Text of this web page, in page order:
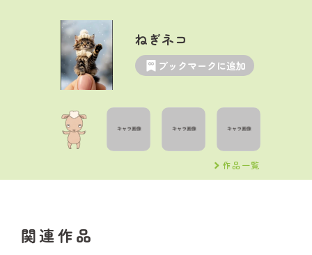
ねぎネコ
ブックマークに追加
作品一覧
関連作品